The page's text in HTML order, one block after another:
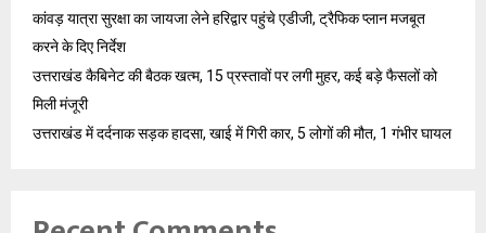
कांवड़ यात्रा सुरक्षा का जायजा लेने हरिद्वार पहुंचे एडीजी, ट्रैफिक प्लान मजबूत
करने के दिए निर्देश
उत्तराखंड कैबिनेट की बैठक खत्म, 15 प्रस्तावों पर लगी मुहर, कई बड़े फैसलों को
मिली मंजूरी
उत्तराखंड में दर्दनाक सड़क हादसा, खाई में गिरी कार, 5 लोगों की मौत, 1 गंभीर घायल